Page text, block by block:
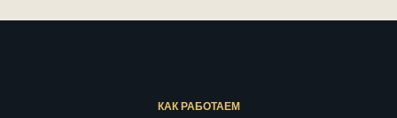
КАК РАБОТАЕМ